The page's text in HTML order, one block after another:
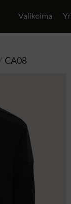
Valikoima
CA08